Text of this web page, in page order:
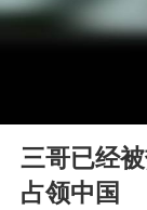
Play
三哥已经
占领中国